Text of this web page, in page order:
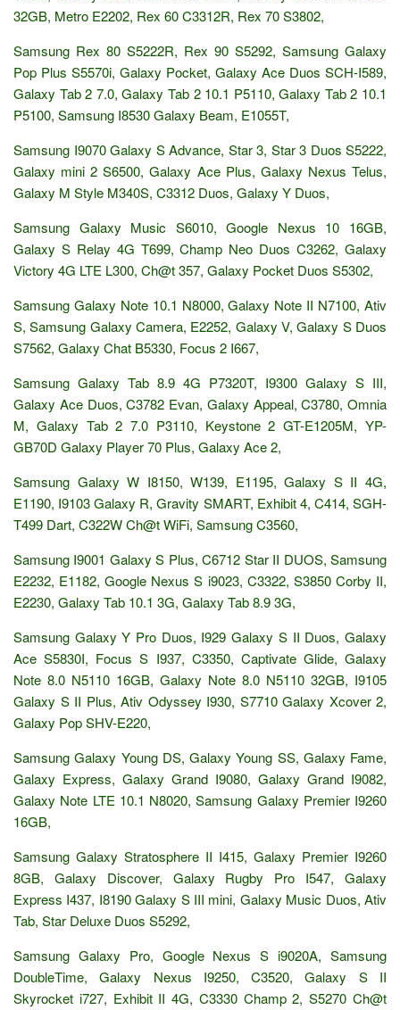
32GB, Metro E2202, Rex 60 C3312R, Rex 70 S3802,
Samsung Rex 80 S5222R, Rex 90 S5292, Samsung Galaxy
Pop Plus S5570i, Galaxy Pocket, Galaxy Ace Duos SCH-I589,
Galaxy Tab 2 7.0, Galaxy Tab 2 10.1 P5110, Galaxy Tab 2 10.1
P5100, Samsung I8530 Galaxy Beam, E1055T,
Samsung I9070 Galaxy S Advance, Star 3, Star 3 Duos S5222,
Galaxy mini 2 S6500, Galaxy Ace Plus, Galaxy Nexus Telus,
Galaxy M Style M340S, C3312 Duos, Galaxy Y Duos,
Samsung Galaxy Music S6010, Google Nexus 10 16GB,
Galaxy S Relay 4G T699, Champ Neo Duos C3262, Galaxy
Victory 4G LTE L300, Ch@t 357, Galaxy Pocket Duos S5302,
Samsung Galaxy Note 10.1 N8000, Galaxy Note II N7100, Ativ
S, Samsung Galaxy Camera, E2252, Galaxy V, Galaxy S Duos
S7562, Galaxy Chat B5330, Focus 2 I667,
Samsung Galaxy Tab 8.9 4G P7320T, I9300 Galaxy S III,
Galaxy Ace Duos, C3782 Evan, Galaxy Appeal, C3780, Omnia
M, Galaxy Tab 2 7.0 P3110, Keystone 2 GT-E1205M, YP-
GB70D Galaxy Player 70 Plus, Galaxy Ace 2,
Samsung Galaxy W I8150, W139, E1195, Galaxy S II 4G,
E1190, I9103 Galaxy R, Gravity SMART, Exhibit 4, C414, SGH-
T499 Dart, C322W Ch@t WiFi, Samsung C3560,
Samsung I9001 Galaxy S Plus, C6712 Star II DUOS, Samsung
E2232, E1182, Google Nexus S i9023, C3322, S3850 Corby II,
E2230, Galaxy Tab 10.1 3G, Galaxy Tab 8.9 3G,
Samsung Galaxy Y Pro Duos, I929 Galaxy S II Duos, Galaxy
Ace S5830I, Focus S I937, C3350, Captivate Glide, Galaxy
Note 8.0 N5110 16GB, Galaxy Note 8.0 N5110 32GB, I9105
Galaxy S II Plus, Ativ Odyssey I930, S7710 Galaxy Xcover 2,
Galaxy Pop SHV-E220,
Samsung Galaxy Young DS, Galaxy Young SS, Galaxy Fame,
Galaxy Express, Galaxy Grand I9080, Galaxy Grand I9082,
Galaxy Note LTE 10.1 N8020, Samsung Galaxy Premier I9260
16GB,
Samsung Galaxy Stratosphere II I415, Galaxy Premier I9260
8GB, Galaxy Discover, Galaxy Rugby Pro I547, Galaxy
Express I437, I8190 Galaxy S III mini, Galaxy Music Duos, Ativ
Tab, Star Deluxe Duos S5292,
Samsung Galaxy Pro, Google Nexus S i9020A, Samsung
DoubleTime, Galaxy Nexus I9250, C3520, Galaxy S II
Skyrocket i727, Exhibit II 4G, C3330 Champ 2, S5270 Ch@t